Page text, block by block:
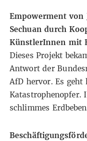
Empowerment von
Sechuan durch
KünstlerInnen mit
Dieses Projekt
Antwortder
AfD hervor. Es geht
Katastrophenopfer.
schlimmes